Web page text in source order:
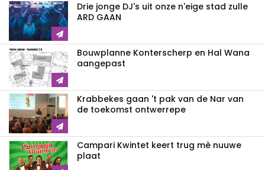
Drie jonge DJ's uit onze n'eige stad zulle
ARD GAAN
Bouwplanne Konterscherp en Hal Wana
aangepast
Krabbekes gaan 't pak van de Nar van
de toekomst ontwerrepe
Campari Kwintet keert trug mè nuuwe
plaat